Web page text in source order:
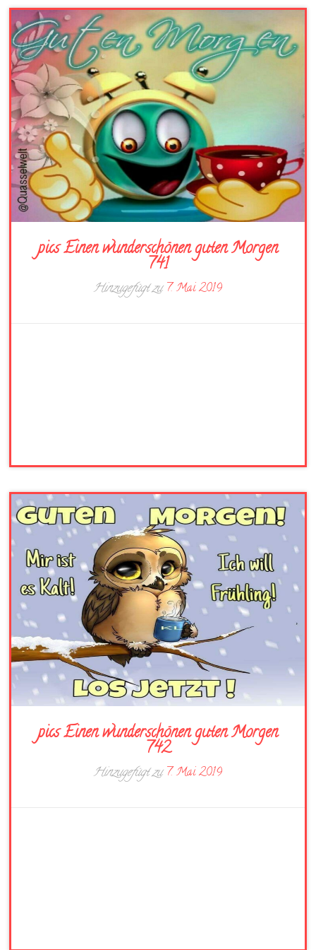
pics Einen wunderschönen guten Morgen
741
Hinzugefügt zu7. Mai 2019
pics Einen wunderschönen guten Morgen
742
Hinzugefügt zu7. Mai 2019